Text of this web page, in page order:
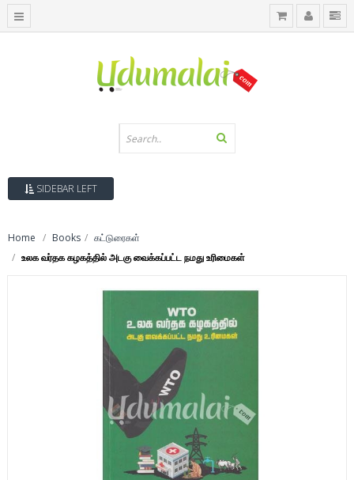
SIDEBAR LEFT
Home Books
கட்டுரைகள்
உலக வர்தக கழகத்தில் அடகு வைக்கப்பட்ட நமது உரிமைகள்